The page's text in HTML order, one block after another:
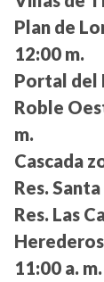
Plan de
12:00 m.
Portal del
Roble
m.
Cascada
Res.
Res. Las
11:00 a. m.